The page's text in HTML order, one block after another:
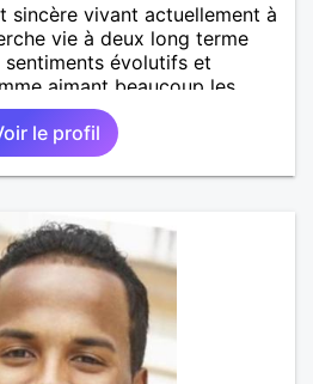
sincère vivant actuellement à
vie à deux long terme
évolutifs et
aimant beaucoup les
aimant aussi concilier
de vivre, être deux
de bonheur durable. Je
le profil